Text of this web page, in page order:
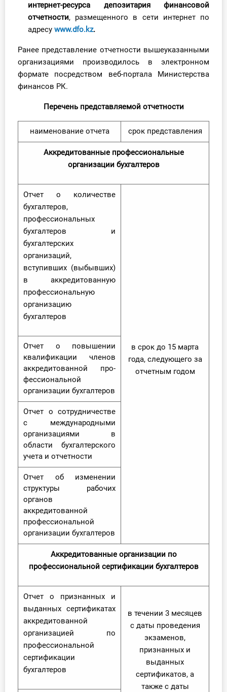
О Системе
Тарифы
Тестирование для
интернет-ресурса депозитария финансовой
отчетности, размещенного в сети интернет по
адресу www.dfo.kz.
Ранее представление отчетности вышеуказанными
организациями производилось в электронном
формате посредством веб-портала Министерства
финансов РК.
Перечень представляемой отчетности
наименование отчета срок представления
Аккредитованные профессиональные
организации бухгалтеров
Отчет о количестве
бухгалтеров,
профессиональных
бухгалтеров и
бухгалтерских
организаций,
вступивших (выбывших)
в аккредито­ванную
профессиональную
организацию
бухгалтеров
в срок до 15 марта
года, следующего за
отчетным го­дом
Отчет о повышении
квалификации членов
аккредитованной про­
фессиональной
организации бухгалтеров
Отчет о сотрудничестве
с международными
организациями в
области бухгалтерского
учета и отчетности
Отчет об изменении
структуры рабочих
органов
аккредитованной
профессиональной
организации бухгалтеров
Аккредитованные организации по
профессиональной сертификации бухгалтеров
Отчет о признанных и
выданных сертификатах
аккредитованной
организацией по
профессиональной
сертификации
бухгалтеров
в течении 3 месяцев
с даты проведения
экзаменов,
признанных и
выданных
сертификатов, а
также с даты